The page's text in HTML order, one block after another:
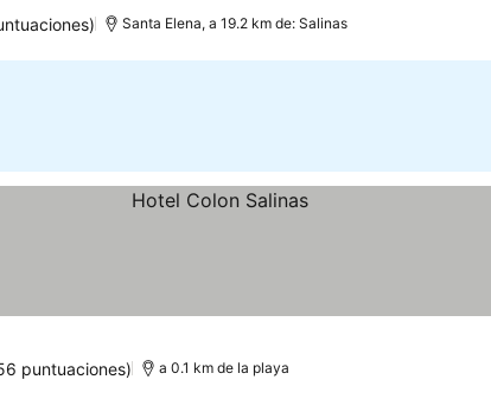
Santa Elena, a 19.2 km de: Salinas
puntuaciones) a 0.1 km de la playa